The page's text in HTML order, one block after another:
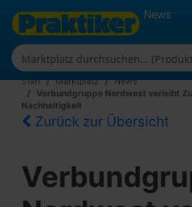
News
Start Marktplatz
News
Verbundgruppe Nordwest verleiht
Nachhaltigkeit
Zurück zur Übersicht